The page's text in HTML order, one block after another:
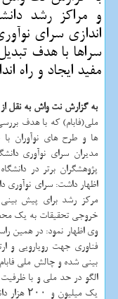
و مراكز رشد
اندازی سرای
سراها با هدف
مفید ایجاد و راه
به گزارش نت واش به نقل از
ملی(فابام) كه با هدف
ها و طرح های نوآوران
مدیران سرای نوآوری
پژوهشگران برتر در
اظهار داشت: سرای نوآوری
مركز رشد برای پیش
خروجی تحقیقات به یك
وی اظهار نمود: در همین
فناوری جهت رویارویی و
بینی شده و چالش ملی
الگو در حد ملی و با ظرفیت